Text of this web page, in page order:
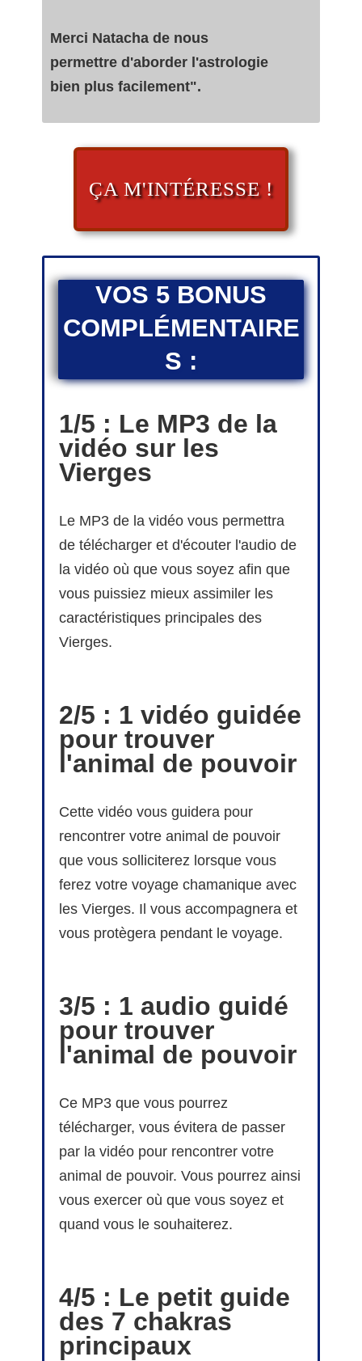
Merci Natacha de nous
permettre d'aborder l'astrologie
bien plus facilement".
ÇA M'INTÉRESSE !
VOS 5 BONUS
COMPLÉMENTAIRE
S :
1/5 : Le MP3 de la
vidéo sur les
Vierges
Le MP3 de la vidéo vous permettra
de télécharger et d'écouter l'audio de
la vidéo où que vous soyez afin que
vous puissiez mieux assimiler les
caractéristiques principales des
Vierges.
2/5 : 1 vidéo guidée
pour trouver
l'animal de pouvoir
Cette vidéo vous guidera pour
rencontrer votre animal de pouvoir
que vous solliciterez lorsque vous
ferez votre voyage chamanique avec
les Vierges. Il vous accompagnera et
vous protègera pendant le voyage.
3/5 : 1 audio guidé
pour trouver
l'animal de pouvoir
Ce MP3 que vous pourrez
télécharger, vous évitera de passer
par la vidéo pour rencontrer votre
animal de pouvoir. Vous pourrez ainsi
vous exercer où que vous soyez et
quand vous le souhaiterez.
4/5 : Le petit guide
des 7 chakras
principaux